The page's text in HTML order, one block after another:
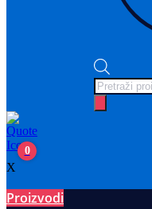
Products
search
0
X
Proizvodi